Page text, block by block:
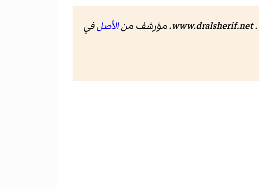
.
www.dralsherif.net. مؤرشف منالأصلفي